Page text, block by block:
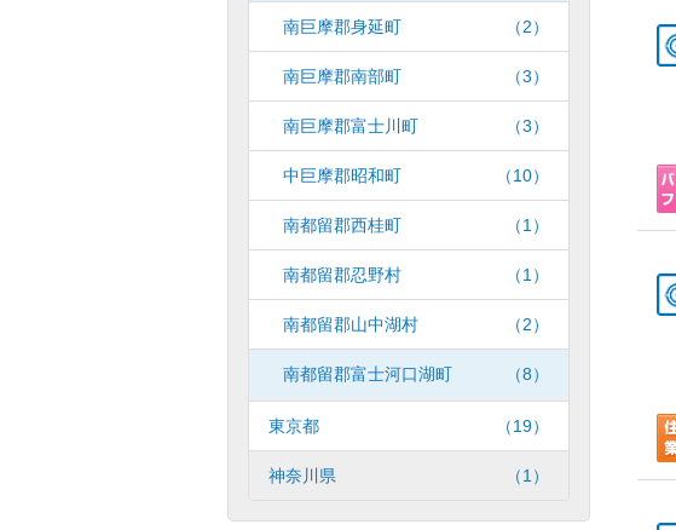
南巨摩郡身延町 （2）
南巨摩郡南部町 （3）
南巨摩郡富士川町 （3）
中巨摩郡昭和町 （10）
南都留郡西桂町 （1）
南都留郡忍野村 （1）
南都留郡山中湖村 （2）
南都留郡富士河口湖町 （8）
東京都 （19）
神奈川県 （1）